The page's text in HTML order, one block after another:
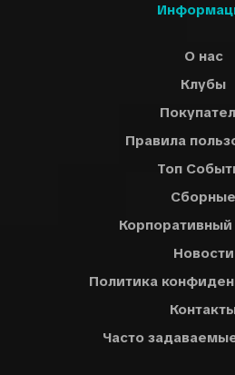
О нас
Клубы
Правила
Топ
Сборные
Новости
Политика
Часто